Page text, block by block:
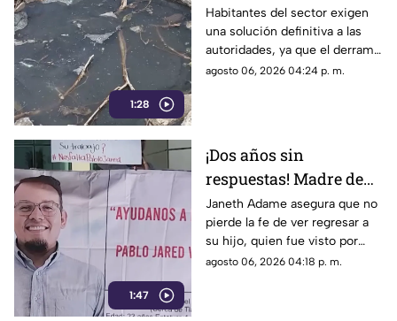
1:28
Lerdo exigen a SAPAL
reparar constante brote
de aguas negras
Habitantes del sector exigen
una solución definitiva a las
autoridades, ya que el derrame
representa un grave foco de
agosto 06, 2026 04:24 p. m.
1:47
¡Dos años sin
respuestas! Madre de
Pablo Jared mantiene
la esperanza de
encontrarlo con vida
Janeth Adame asegura que no
pierde la fe de ver regresar a
su hijo, quien fue visto por
última vez el 30 de julio de
agosto 06, 2026 04:18 p. m.